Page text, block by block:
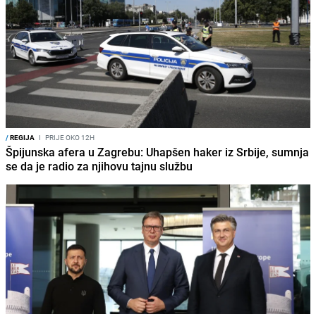
/REGIJA I PRIJE OKO 12H
Špijunska afera u Zagrebu: Uhapšen haker iz Srbije, sumnja
se da je radio za njihovu tajnu službu